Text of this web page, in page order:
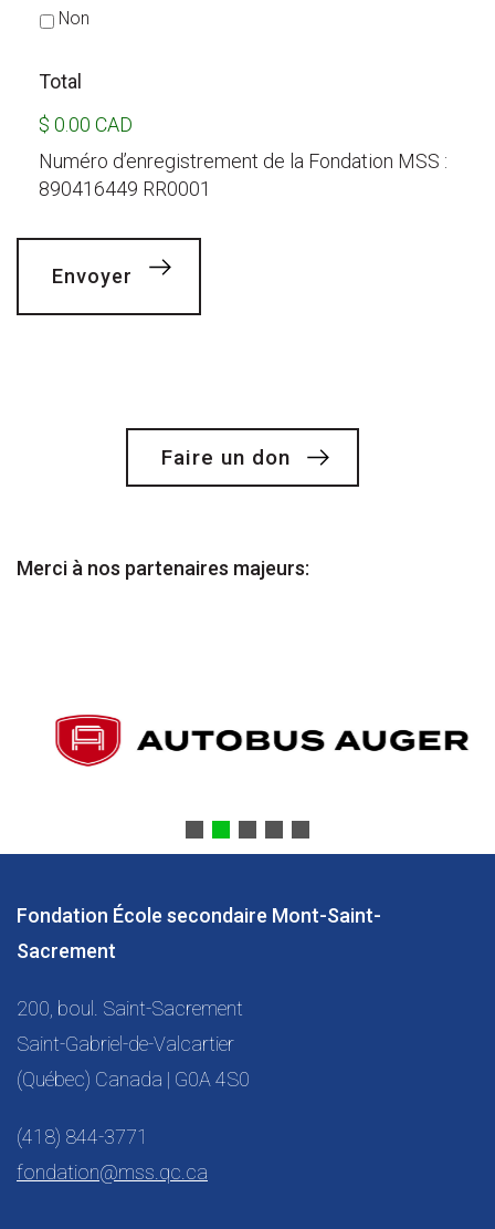
Non
Total
$ 0.00 CAD
Numéro d’enregistrement de la Fondation MSS :
890416449 RR0001
Faire un don
Merci à nos partenaires majeurs:
Fondation École secondaire Mont-Saint-
Sacrement
200, boul. Saint-Sacrement
Saint-Gabriel-de-Valcartier
(Québec) Canada | G0A 4S0
(418) 844-3771
fondation@mss.qc.ca